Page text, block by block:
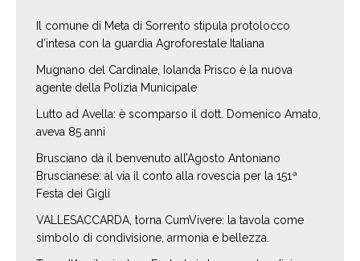
Il comune di Meta di Sorrento stipula protolocco
d’intesa con la guardia Agroforestale Italiana
Mugnano del Cardinale, Iolanda Prisco è la nuova
agente della Polizia Municipale
Lutto ad Avella: è scomparso il dott. Domenico Amato,
aveva 85 anni
Brusciano dà il benvenuto all’Agosto Antoniano
Bruscianese: al via il conto alla rovescia per la 151ª
Festa dei Gigli
VALLESACCARDA, torna CumVivere: la tavola come
simbolo di condivisione, armonia e bellezza.